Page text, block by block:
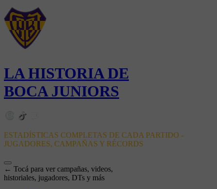
LA HISTORIA DE
BOCA JUNIORS
ESTADÍSTICAS COMPLETAS DE CADA PARTIDO -
JUGADORES, CAMPAÑAS Y RÉCORDS
← Tocá para ver campañas, videos,
historiales, jugadores, DTs y más